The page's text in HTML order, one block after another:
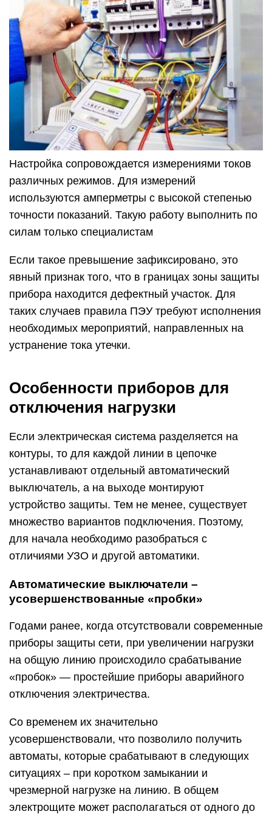
Настройка сопровождается измерениями токов
различных режимов. Для измерений
используются амперметры с высокой степенью
точности показаний. Такую работу выполнить по
силам только специалистам
Если такое превышение зафиксировано, это
явный признак того, что в границах зоны защиты
прибора находится дефектный участок. Для
таких случаев правила ПЭУ требуют исполнения
необходимых мероприятий, направленных на
устранение тока утечки.
Особенности приборов для
отключения нагрузки
Если электрическая система разделяется на
контуры, то для каждой линии в цепочке
устанавливают отдельный автоматический
выключатель, а на выходе монтируют
устройство защиты. Тем не менее, существует
множество вариантов подключения. Поэтому,
для начала необходимо разобраться с
отличиями УЗО и другой автоматики.
Автоматические выключатели –
усовершенствованные «пробки»
Годами ранее, когда отсутствовали современные
приборы защиты сети, при увеличении нагрузки
на общую линию происходило срабатывание
«пробок» — простейшие приборы аварийного
отключения электричества.
Со временем их значительно
усовершенствовали, что позволило получить
автоматы, которые срабатывают в следующих
ситуациях – при коротком замыкании и
чрезмерной нагрузке на линию. В общем
электрощите может располагаться от одного до